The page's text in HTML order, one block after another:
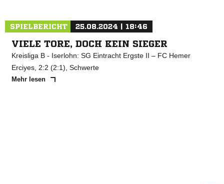
SPIELBERICHT 25.08.2024 | 18:46
VIELE TORE, DOCH KEIN SIEGER
Kreisliga B - Iserlohn: SG Eintracht Ergste II – FC Hemer
Erciyes, 2:2 (2:1), Schwerte
Mehr lesen